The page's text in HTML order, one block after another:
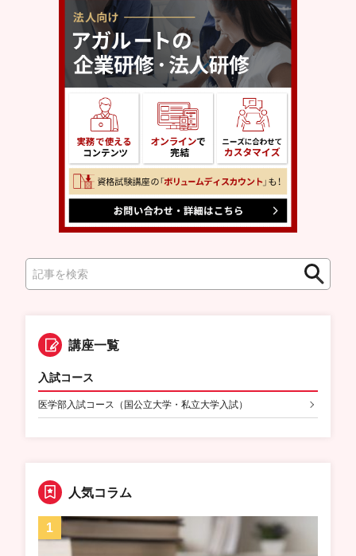
索
検
講座一覧
入試コース
医学部入試コース（国公立大学・私立大学入試）
人気コラム